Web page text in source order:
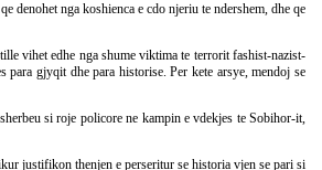
denohet nga koshienca e cdo njeriu te ndershem, dhe qe
vihet edhe nga shume viktima te terrorit fashist-nazist-
gjyqit dhe para historise. Per kete arsye, mendoj se
si roje policore ne kampin e vdekjes te Sobihor-it,
justifikon thenjen e perseritur se historia vjen se pari si